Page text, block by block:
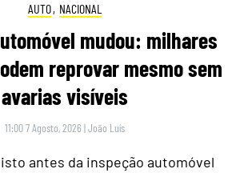
AUTO, NACIONAL
mudou: milhares
reprovar mesmo sem
avarias visíveis
11:00 7 Agosto, 2026 |João Luís
antes da inspeção automóvel